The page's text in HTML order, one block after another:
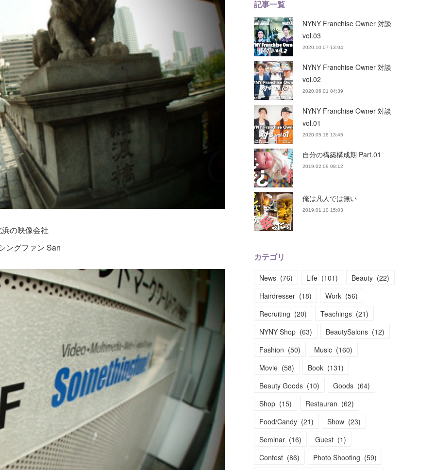
の映像会社
ングファン San
記事一覧
NYNY Franchise Owner 対談
vol.03
2020.10.07 13:04
NYNY Franchise Owner 対談
vol.02
2020.06.01 04:39
NYNY Franchise Owner 対談
vol.01
2020.05.18 13:45
自分の構築構成期 Part.01
2019.02.09 08:12
俺は凡人では無い
2019.01.10 15:03
カテゴリ
News (76) Life (101) Beauty (22)
Hairdresser (18) Work (56)
Recruiting (20) Teachings (21)
NYNY Shop (63) BeautySalons (12)
Fashion (50) Music (160)
Movie (58) Book (131)
Beauty Goods (10) Goods (64)
Shop (15) Restauran (62)
Food/Candy (21) Show (23)
Seminar (16) Guest (1)
Contest (86) Photo Shooting (59)